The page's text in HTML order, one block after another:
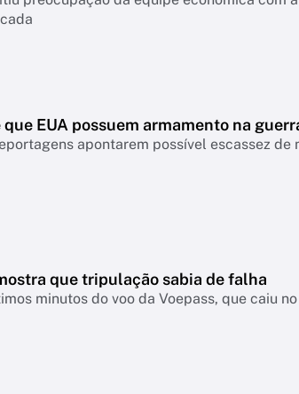
EUA possuem armamento na
apontarem possível escassez
que tripulação sabia de falha
minutos do voo da Voepass, que caiu